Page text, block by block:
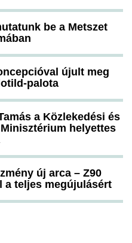
be a Metszet
újult meg
palota
a Közlekedési és
helyettes
új arca – Z90
a teljes megújulásért